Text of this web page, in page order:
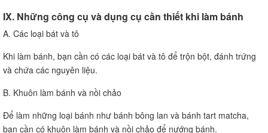
IX. Những công cụ và dụng cụ cần thiết khi làm bánh
A. Các loại bát và tô
Khi làm bánh, bạn cần có các loại bát và tô để trộn bột, đánh trứng
và chứa các nguyên liệu.
B. Khuôn làm bánh và nồi chảo
Để làm những loại bánh như bánh bông lan và bánh tart matcha,
bạn cần có khuôn làm bánh và nồi chảo để nướng bánh.